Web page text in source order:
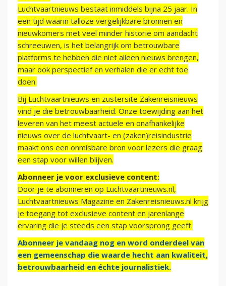
Luchtvaartnieuws bestaat inmiddels bijna 25 jaar. In
een tijd waarin talloze vergelijkbare bronnen en
nieuwkomers met veel minder historie om aandacht
schreeuwen, is het belangrijk om betrouwbare
platforms te hebben die niet alleen nieuws brengen,
maar ook perspectief en verhalen die er echt toe
doen.
Bij Luchtvaartnieuws en zustersite Zakenreisnieuws
vind je die betrouwbaarheid. Onze toewijding aan het
leveren van het meest actuele en onafhankelijke
nieuws over de luchtvaart- en (zaken)reisindustrie
maakt ons een onmisbare bron voor lezers die graag
een stap voor willen blijven.
Abonneer je voor exclusieve content:
Door je te abonneren op Luchtvaartnieuws.nl,
Luchtvaartnieuws Magazine en Zakenreisnieuws.nl krijg
je toegang tot exclusieve content en jarenlange
ervaring die je steeds een stap voorsprong geeft.
Abonneer je vandaag nog en word onderdeel van
een gemeenschap die waarde hecht aan kwaliteit,
betrouwbaarheid en échte journalistiek.